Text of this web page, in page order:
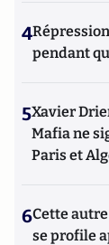
4
pendant
5Xavier
Mafia ne
Paris et
6Cette
se profile